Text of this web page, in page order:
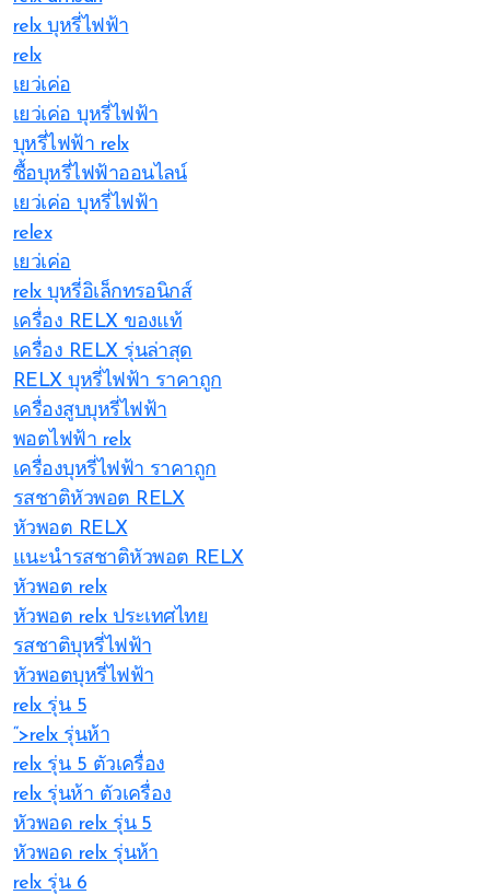
relx บุหรี่ไฟฟ้า
relx
เยว่เค่อ
เยว่เค่อ บุหรี่ไฟฟ้า
บุหรี่ไฟฟ้า relx
ซื้อบุหรี่ไฟฟ้าออนไลน์
เยว่เค่อ บุหรี่ไฟฟ้า
relex
เยว่เค่อ
relx บุหรี่อิเล็กทรอนิกส์
เครื่อง RELX ของแท้
เครื่อง RELX รุ่นล่าสุด
RELX บุหรี่ไฟฟ้า ราคาถูก
เครื่องสูบบุหรี่ไฟฟ้า
พอตไฟฟ้า relx
เครื่องบุหรี่ไฟฟ้า ราคาถูก
รสชาติหัวพอต RELX
หัวพอต RELX
แนะนำรสชาติหัวพอต RELX
หัวพอต relx
หัวพอต relx ประเทศไทย
รสชาติบุหรี่ไฟฟ้า
หัวพอตบุหรี่ไฟฟ้า
relx รุ่น 5
“>relx รุ่นห้า
relx รุ่น 5 ตัวเครื่อง
relx รุ่นห้า ตัวเครื่อง
หัวพอด relx รุ่น 5
หัวพอด relx รุ่นห้า
relx รุ่น 6